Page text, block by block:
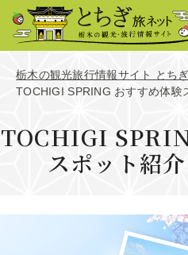
栃木の観光旅行情報サイト とち
TOCHIGI SPRING おすすめ体験
TOCHIGI
スポット紹